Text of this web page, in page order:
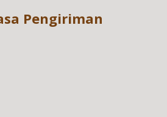
Pengiriman